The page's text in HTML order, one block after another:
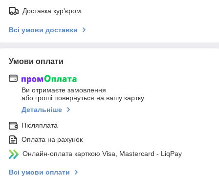
Доставка кур'єром
Всі умови доставки
Умови оплати
Ви отримаєте замовлення
або гроші повернуться на вашу картку
Детальніше
Післяплата
Оплата на рахунок
Онлайн-оплата карткою Visa, Mastercard - LiqPay
Всі умови оплати